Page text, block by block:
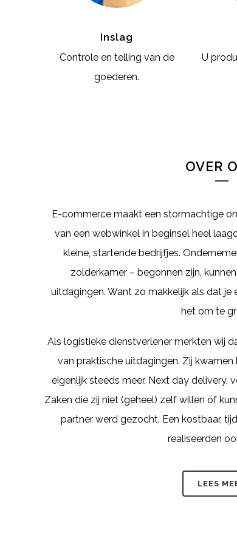
Inslag
Controle en telling van de
goederen.
U
OVER
E-commerce maakt een stormachtige
van een webwinkel in beginsel heel
kleine, startende bedrijfjes.
zolderkamer – begonnen zijn,
uitdagingen. Want zo makkelijk als dat je
het om te
Als logistieke dienstverlener merkten wij
van praktische uitdagingen. Zij
eigenlijk steeds meer. Next day delivery,
Zaken die zij niet (geheel) zelf willen of
partner werd gezocht. Een kostbaar,
realiseerden
LEES